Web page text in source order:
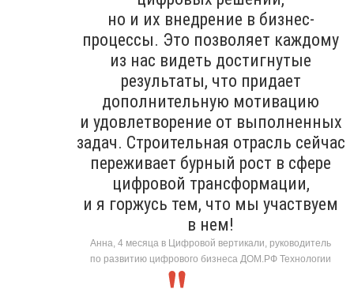
но и их внедрение в бизнес-
процессы. Это позволяет каждому
из нас видеть достигнутые
результаты, что придает
дополнительную мотивацию
и удовлетворение от выполненных
задач. Строительная отрасль сейчас
переживает бурный рост в сфере
цифровой трансформации,
и я горжусь тем, что мы участвуем
в нем!
Анна, 4 месяца в Цифровой вертикали, руководитель
по развитию цифрового бизнеса ДОМ.РФ Технологии